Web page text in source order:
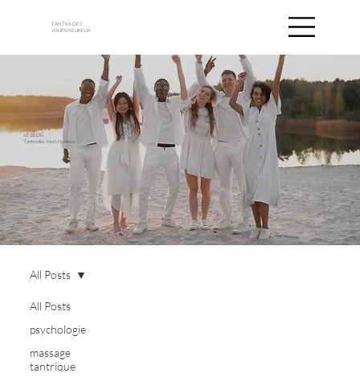
TANTRA DES
JOURS HEUREUX
LE BLOG
Tantra des Jours Heureux
All Posts
psychologie
massage
tantrique
All Posts